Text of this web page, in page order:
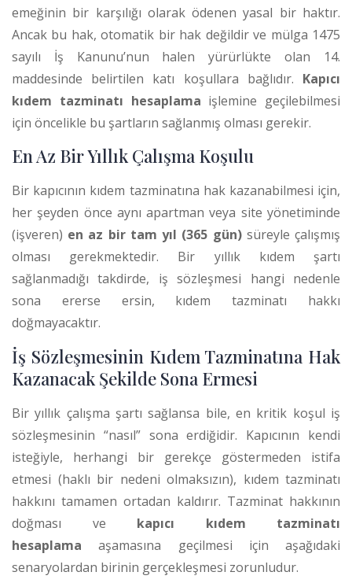
emeğinin bir karşılığı olarak ödenen yasal bir haktır.
Ancak bu hak, otomatik bir hak değildir ve mülga 1475
sayılı İş Kanunu’nun halen yürürlükte olan 14.
maddesinde belirtilen katı koşullara bağlıdır. Kapıcı
kıdem tazminatı hesaplama işlemine geçilebilmesi
için öncelikle bu şartların sağlanmış olması gerekir.
En Az Bir Yıllık Çalışma Koşulu
Bir kapıcının kıdem tazminatına hak kazanabilmesi için,
her şeyden önce aynı apartman veya site yönetiminde
(işveren) en az bir tam yıl (365 gün)süreyle çalışmış
olması gerekmektedir. Bir yıllık kıdem şartı
sağlanmadığı takdirde, iş sözleşmesi hangi nedenle
sona ererse ersin, kıdem tazminatı hakkı
doğmayacaktır.
İş Sözleşmesinin Kıdem Tazminatına Hak
Kazanacak Şekilde Sona Ermesi
Bir yıllık çalışma şartı sağlansa bile, en kritik koşul iş
sözleşmesinin “nasıl” sona erdiğidir. Kapıcının kendi
isteğiyle, herhangi bir gerekçe göstermeden istifa
etmesi (haklı bir nedeni olmaksızın), kıdem tazminatı
hakkını tamamen ortadan kaldırır. Tazminat hakkının
doğması ve kapıcı kıdem tazminatı
hesaplama aşamasına geçilmesi için aşağıdaki
senaryolardan birinin gerçekleşmesi zorunludur.